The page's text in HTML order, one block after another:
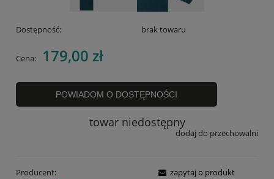
Dostępność: brak towaru
Cena: 179,00 zł
POWIADOM O DOSTĘPNOŚCI
towar niedostępny
dodaj do przechowalni
Producent: zapytaj o produkt